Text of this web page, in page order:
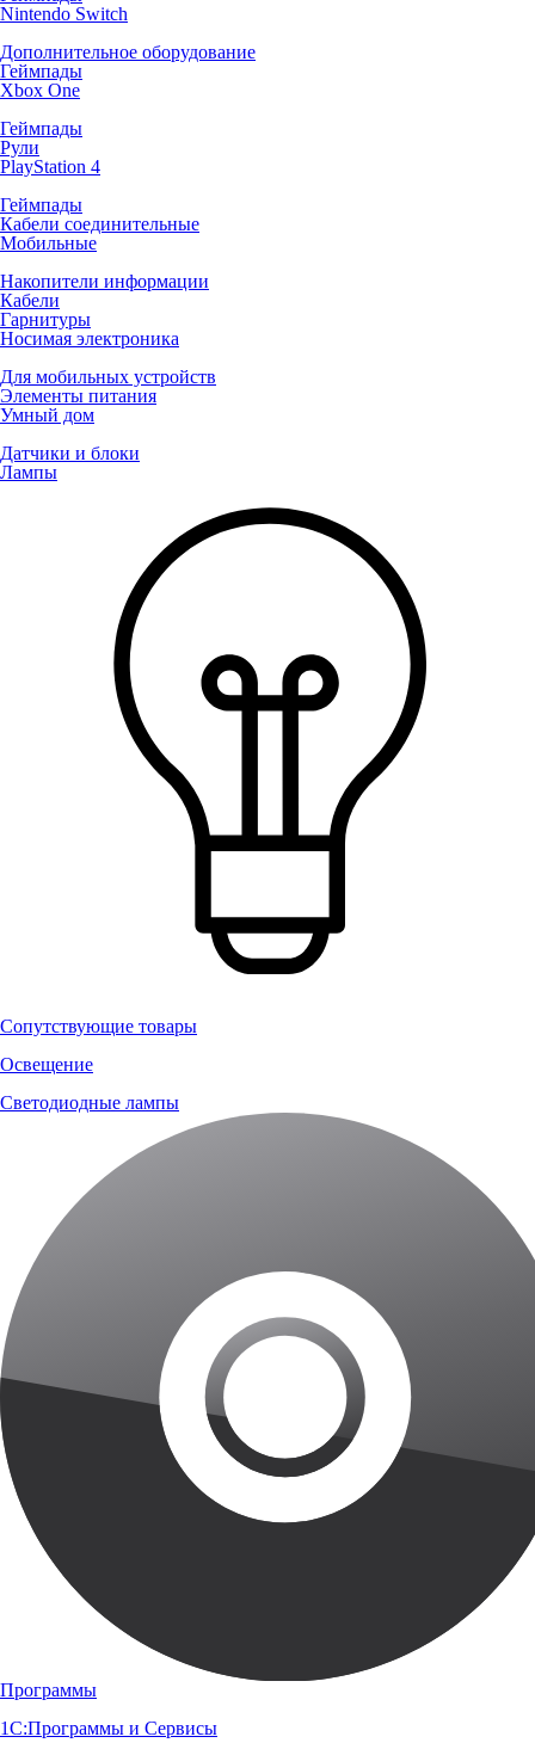
Nintendo Switch
Дополнительное оборудование
Геймпады
Xbox One
Геймпады
Рули
PlayStation 4
Геймпады
Кабели соединительные
Мобильные
Накопители информации
Кабели
Гарнитуры
Носимая электроника
Для мобильных устройств
Элементы питания
Умный дом
Датчики и блоки
Лампы
Сопутствующие товары
Освещение
Светодиодные лампы
Программы
1С:Программы и Сервисы